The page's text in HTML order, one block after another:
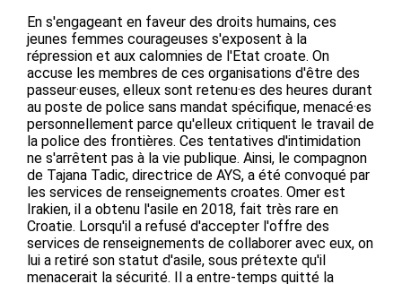
En s'engageant en faveur des droits humains, ces
jeunes femmes courageuses s'exposent à la
répression et aux calomnies de l'Etat croate. On
accuse les membres de ces organisations d'être des
passeur·euses, elleux sont retenu·es des heures durant
au poste de police sans mandat spécifique, menacé·es
personnellement parce qu'elleux critiquent le travail de
la police des frontières. Ces tentatives d'intimidation
ne s'arrêtent pas à la vie publique. Ainsi, le compagnon
de Tajana Tadic, directrice de AYS, a été convoqué par
les services de renseignements croates. Omer est
Irakien, il a obtenu l'asile en 2018, fait très rare en
Croatie. Lorsqu'il a refusé d'accepter l'offre des
services de renseignements de collaborer avec eux, on
lui a retiré son statut d'asile, sous prétexte qu'il
menacerait la sécurité. Il a entre-temps quitté la